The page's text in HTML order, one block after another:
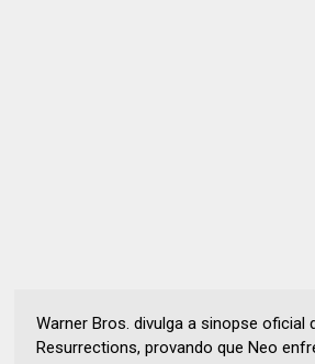
Warner Bros. divulga a sinopse oficial
Resurrections, provando que Neo